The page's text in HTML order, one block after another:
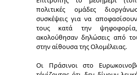
πολιτικές ομάδες
συσκέψεις για να
τους κατά την
ακολούθησαν δηλώσεις από
στην αίθουσα της Ολομέλειας.
Οι Πράσινοι στο